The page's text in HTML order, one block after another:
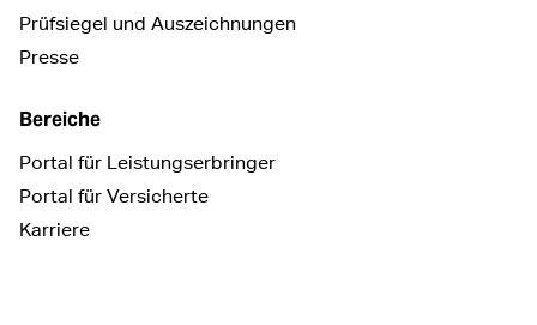
Prüfsiegel und Auszeichnungen
Presse
Bereiche
Portal für Leistungserbringer
Portal für Versicherte
Karriere